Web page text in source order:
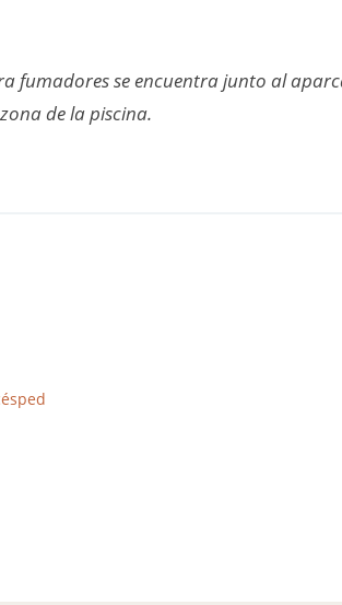
fumadores se encuentra junto al
de la piscina.